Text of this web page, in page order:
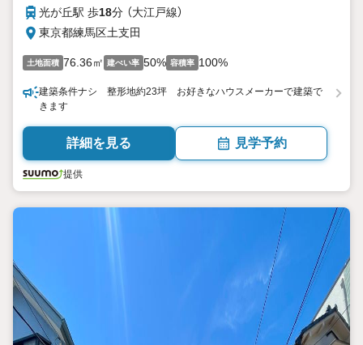
光が丘駅 歩18分 （大江戸線）
東京都練馬区土支田
土地面積 76.36㎡ 建ぺい率 50% 容積率 100%
建築条件ナシ 整形地約23坪 お好きなハウスメーカーで建築で
きます
詳細を見る 見学予約
提供